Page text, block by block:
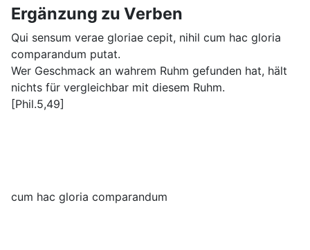
Ergänzung zu Verben
Qui sensum verae gloriae cepit, nihil cum hac gloria
comparandum putat.
Wer Geschmack an wahrem Ruhm gefunden hat, hält
nichts für vergleichbar mit diesem Ruhm.
[Phil.5,49]
cum hac gloria comparandum